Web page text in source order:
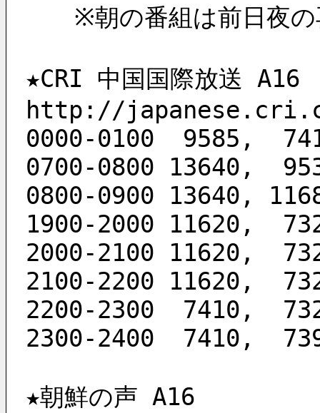
※朝の番組は前日夜の
★CRI 中国国際放送 A16
http://
0000-0100  9585,
0700-0800 13640,
0800-0900 13640,
1900-2000 11620,
2000-2100 11620,
2100-2200 11620,
2200-2300  7410,
2300-2400  7410,
★朝鮮の声 A16